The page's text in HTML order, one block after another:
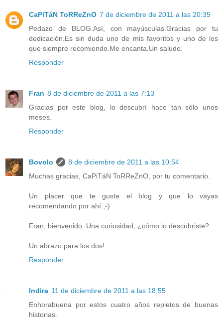
CaPiTáN ToRReZnO 7 de diciembre de 2011 a las 20:35
Pedazo de BLOG.Así, con mayúsculas.Gracias por tu
dedicación.Es sin duda uno de mis favoritos y uno de los
que siempre recomiendo.Me encanta.Un saludo.
Responder
Fran 8 de diciembre de 2011 a las 7:13
Gracias por este blog, lo descubrí hace tan sólo unos
meses.
Responder
Bovolo
8 de diciembre de 2011 a las 10:54
Muchas gracias, CaPiTáN ToRReZnO, por tu comentario.
Un placer que te guste el blog y que lo vayas
recomendando por ahí ;-)
Fran, bienvenido. Una curiosidad, ¿cómo lo descubriste?
Un abrazo para los dos!
Responder
Indira 11 de diciembre de 2011 a las 18:55
Enhorabuena por estos cuatro años repletos de buenas
historias.